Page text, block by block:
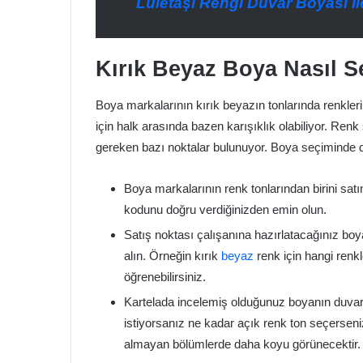
Kırık Beyaz Boya Nasıl
Boya markalarının kırık beyazın tonlarında
için halk arasında bazen karışıklık olabiliyor.
gereken bazı noktalar bulunuyor. Boya seçiminde
Boya markalarının renk tonlarından birini
kodunu doğru verdiğinizden emin olun.
Satış noktası çalışanına hazırlatacağınız
alın. Örneğin kırık beyaz renk için hangi
öğrenebilirsiniz.
Kartelada incelemiş olduğunuz boyanın
istiyorsanız ne kadar açık renk ton
almayan bölümlerde daha koyu